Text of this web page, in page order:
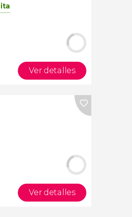
Ver detalles
Ver detalles